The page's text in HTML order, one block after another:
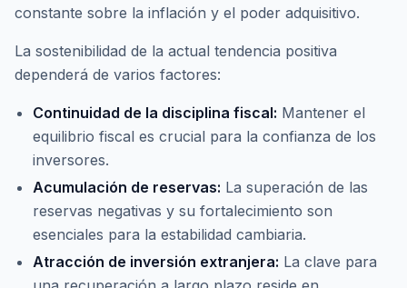
constante sobre la inflación y el poder adquisitivo.
La sostenibilidad de la actual tendencia positiva
dependerá de varios factores:
Continuidad de la disciplina fiscal: Mantener el
equilibrio fiscal es crucial para la confianza de los
inversores.
Acumulación de reservas: La superación de las
reservas negativas y su fortalecimiento son
esenciales para la estabilidad cambiaria.
Atracción de inversión extranjera: La clave para